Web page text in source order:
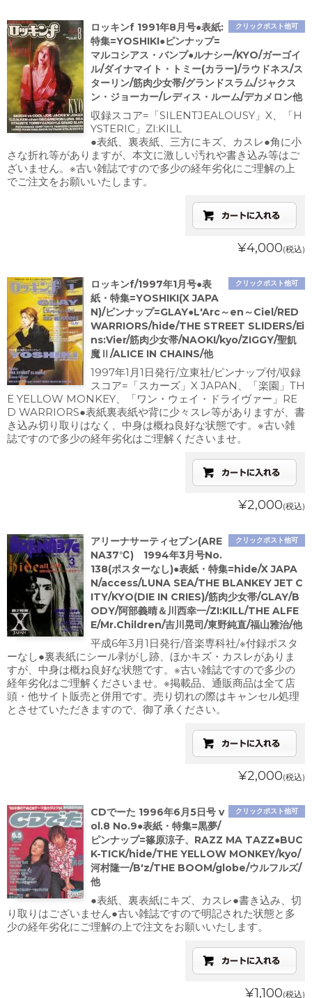
クリックポスト他可
ロッキンf 1991年8月号●表紙:
特集=YOSHIKI●ピンナップ=
マルコシアス・バンプ●ルナシー/KYO/ガーゴイ
ル/ダイナマイト・トミー(カラー)/ラウドネス/ス
ターリン/筋肉少女帯/グランドスラム/ジャクス
ン・ジョーカー/レディス・ルーム/デカメロン他
収録スコア=「SILENTJEALOUSY」X、「H
YSTERIC」ZI:KILL
●表紙、裏表紙、三方にキズ、カスレ●角に小
さな折れ等がありますが、本文に激しい汚れや書き込み等はご
ざいません。※古い雑誌ですので多少の経年劣化にご理解の上
でご注文をお願いいたします。
¥4,000(税込)
クリックポスト他可
ロッキンf/1997年1月号●表
紙・特集=YOSHIKI(X JAPA
N)/ピンナップ=GLAY●L'Arc～en～Ciel/RED
WARRIORS/hide/THE STREET SLIDERS/Ei
ns:Vier/筋肉少女帯/NAOKI/kyo/ZIGGY/聖飢
魔Ⅱ/ALICE IN CHAINS/他
1997年1月1日発行/立東社/ピンナップ付/収録
スコア=「スカーズ」X JAPAN、「楽園」TH
E YELLOW MONKEY、「ワン・ウェイ・ドライヴァー」RE
D WARRIORS●表紙裏表紙や背に少々スレ等がありますが、書
き込み切り取りはなく、中身は概ね良好な状態です。※古い雑
誌ですので多少の経年劣化はご理解くださいませ。
¥2,000(税込)
クリックポスト他可
アリーナサーティセブン(ARE
NA37℃) 1994年3月号No.
138(ポスターなし)●表紙・特集=hide/X JAPA
N/access/LUNA SEA/THE BLANKEY JET C
ITY/KYO(DIE IN CRIES)/筋肉少女帯/GLAY/B
ODY/阿部義晴＆川西幸一/ZI:KILL/THE ALFE
E/Mr.Children/吉川晃司/東野純直/福山雅治/他
平成6年3月1日発行/音楽専科社/※付録ポスタ
ーなし●裏表紙にシール剥がし跡、ほかキズ・カスレがありま
すが、中身は概ね良好な状態です。※古い雑誌ですので多少の
経年劣化はご理解くださいませ。※掲載品、通販商品は全て店
頭・他サイト販売と併用です。売り切れの際はキャンセル処理
とさせていただきますので、御了承ください。
¥2,000(税込)
クリックポスト他可
CDでーた 1996年6月5日号 v
ol.8 No.9●表紙・特集=黒夢/
ピンナップ=篠原涼子、RAZZ MA TAZZ●BUC
K-TICK/hide/THE YELLOW MONKEY/kyo/
河村隆一/B'z/THE BOOM/globe/ウルフルズ/
他
●表紙、裏表紙にキズ、カスレ●書き込み、切
り取りはございません●古い雑誌ですので明記された状態と多
少の経年劣化にご理解の上で注文をお願いいたします。
¥1,100(税込)